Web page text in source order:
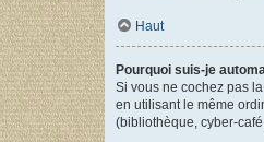
Haut
Pourquoi suis-je
Si vous ne cochez pas
en utilisant le même
(bibliothèque, cyber-